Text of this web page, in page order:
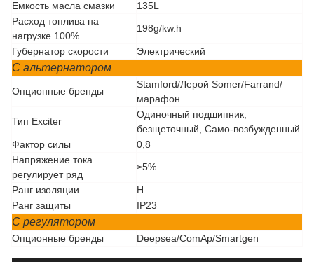
Емкость масла смазки
135L
Расход топлива на
нагрузке 100%
198g/kw.h
Губернатор скорости Электрический
С альтернатором
Опционные бренды
Stamford/Лерой Somer/Farrand/
марафон
Тип Exciter
Одиночный подшипник,
безщеточный, Само-возбужденный
Фактор силы
0,8
Напряжение тока
регулирует ряд
≥5%
Ранг изоляции
H
Ранг защиты
IP23
С регулятором
Опционные бренды Deepsea/ComAp/Smartgen